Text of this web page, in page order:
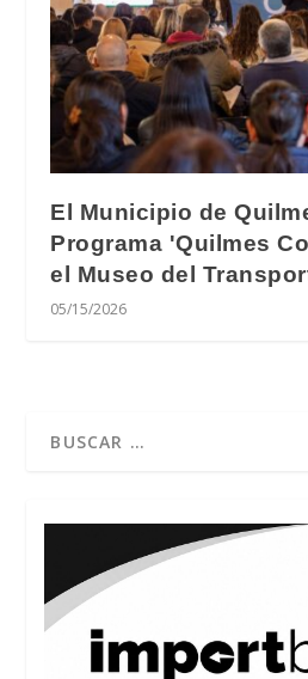
El Municipio de
Programa 'Quilmes
el Museo del
05/15/2026